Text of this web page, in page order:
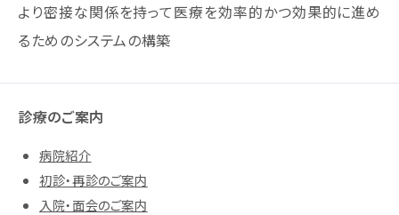
より密接な関係を持って医療を効率的かつ効果的に進め
るためのシステムの構築
診療のご案内
病院紹介
初診・再診のご案内
入院・面会のご案内